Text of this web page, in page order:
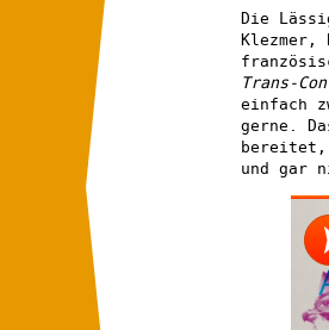
Die
Klezmer,
Trans-
einfach
gerne.
bereitet,
und gar